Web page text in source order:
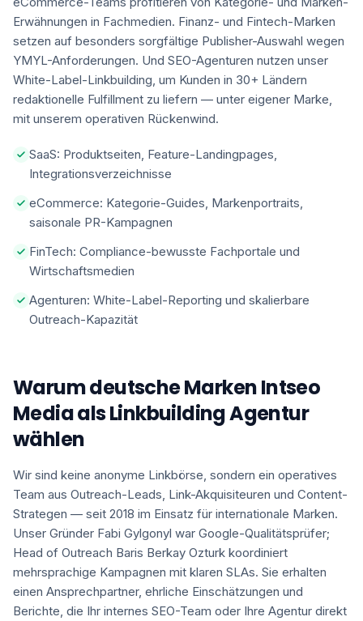
Erwähnungen in Fachmedien. Finanz- und Fintech-Marken
setzen auf besonders sorgfältige Publisher-Auswahl wegen
YMYL-Anforderungen. Und SEO-Agenturen nutzen unser
White-Label-Linkbuilding, um Kunden in 30+ Ländern
redaktionelle Fulfillment zu liefern — unter eigener Marke,
mit unserem operativen Rückenwind.
SaaS: Produktseiten, Feature-Landingpages,
Integrationsverzeichnisse
eCommerce: Kategorie-Guides, Markenportraits,
saisonale PR-Kampagnen
FinTech: Compliance-bewusste Fachportale und
Wirtschaftsmedien
Agenturen: White-Label-Reporting und skalierbare
Outreach-Kapazität
Warum deutsche Marken Intseo
Media als Linkbuilding Agentur
wählen
Wir sind keine anonyme Linkbörse, sondern ein operatives
Team aus Outreach-Leads, Link-Akquisiteuren und Content-
Strategen — seit 2018 im Einsatz für internationale Marken.
Unser Gründer Fabi Gylgonyl war Google-Qualitätsprüfer;
Head of Outreach Baris Berkay Ozturk koordiniert
mehrsprachige Kampagnen mit klaren SLAs. Sie erhalten
einen Ansprechpartner, ehrliche Einschätzungen und
Berichte, die Ihr internes SEO-Team oder Ihre Agentur direkt